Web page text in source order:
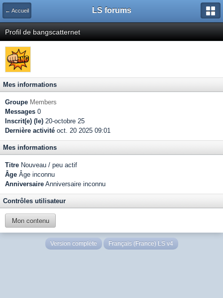
← Accueil LS forums
Profil de bangscatternet
Mes informations
Groupe Members
Messages 0
Inscrit(e) (le) 20-octobre 25
Dernière activité oct. 20 2025 09:01
Mes informations
Titre Nouveau / peu actif
Âge Âge inconnu
Anniversaire Anniversaire inconnu
Contrôles utilisateur
Mon contenu
Version complète Français (France) LS v4